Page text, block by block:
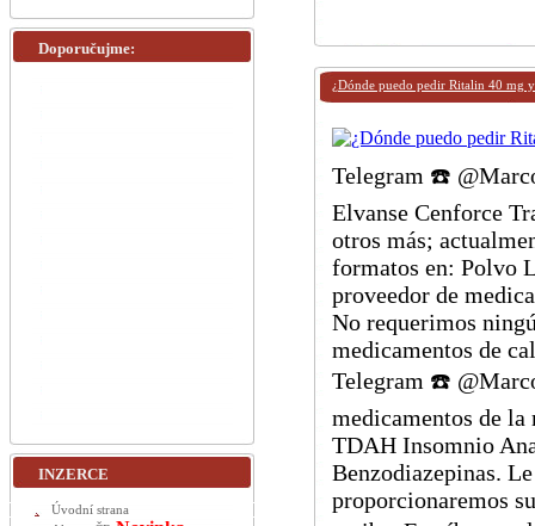
¿Dónde puedo pedir Ritalin 40 mg
Telegram ☎️
Elvanse Cenforce
otros más;
formatos en: Polvo
proveedor de
No requerimos
medicamentos de
Telegram ☎️
medicamentos de la
TDAH Insomnio
Benzodiazepinas.
proporcionaremos
Doporučujme:
INZERCE
Úvodní strana